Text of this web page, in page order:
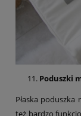
Poduszki
Płaska
też bardzo